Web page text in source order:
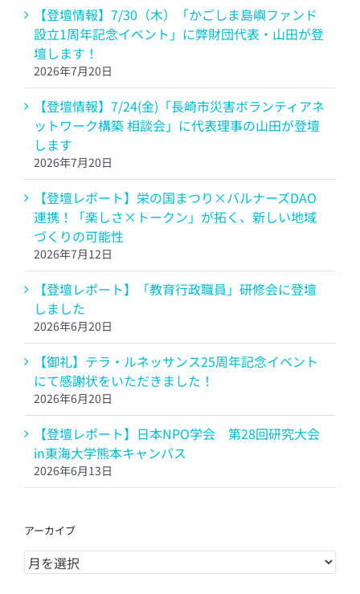
【登壇情報】7/30（木）「かごしま島嶼ファンド
設立1周年記念イベント」に弊財団代表・山田が登
壇します！
2026年7月20日
【登壇情報】7/24(金)「長崎市災害ボランティアネ
ットワーク構築 相談会」に代表理事の山田が登壇
します
2026年7月20日
【登壇レポート】栄の国まつり×バルナーズDAO
連携！「楽しさ×トークン」が拓く、新しい地域
づくりの可能性
2026年7月12日
【登壇レポート】「教育行政職員」研修会に登壇
しました
2026年6月20日
【御礼】テラ・ルネッサンス25周年記念イベント
にて感謝状をいただきました！
2026年6月20日
【登壇レポート】日本NPO学会 第28回研究大会
in東海大学熊本キャンパス
2026年6月13日
アーカイブ
ア
ー